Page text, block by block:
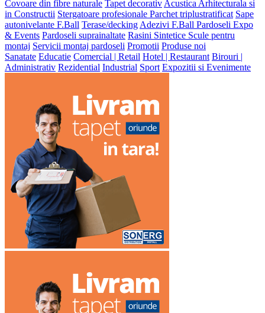
Covoare din fibre naturale Tapet decorativAcustica Arhitecturala si
in Constructii Stergatoare profesionale Parchet triplustratificat Sape
autonivelante F.Ball Terase/deckingAdezivi F.Ball Pardoseli Expo
& Events Pardoseli suprainaltate Rasini Sintetice Scule pentru
montaj Servicii montaj pardoseli Promotii Produse noi
Sanatate Educatie Comercial | Retail Hotel | Restaurant Birouri |
Administrativ Rezidential Industrial Sport Expozitii si Evenimente